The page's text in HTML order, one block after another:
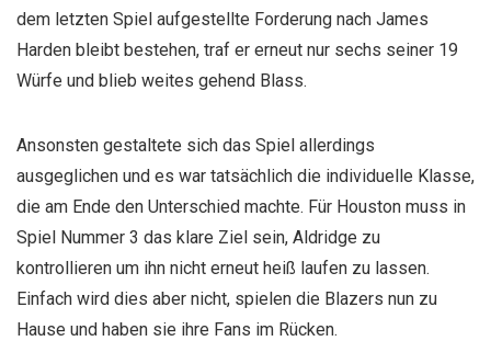
dem letzten Spiel aufgestellte Forderung nach James
Harden bleibt bestehen, traf er erneut nur sechs seiner 19
Würfe und blieb weites gehend Blass.
Ansonsten gestaltete sich das Spiel allerdings
ausgeglichen und es war tatsächlich die individuelle Klasse,
die am Ende den Unterschied machte. Für Houston muss in
Spiel Nummer 3 das klare Ziel sein, Aldridge zu
kontrollieren um ihn nicht erneut heiß laufen zu lassen.
Einfach wird dies aber nicht, spielen die Blazers nun zu
Hause und haben sie ihre Fans im Rücken.